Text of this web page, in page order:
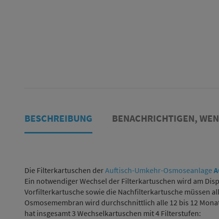
BESCHREIBUNG BENACHRICHTIGEN,
Die Filterkartuschen derAuftisch-Umkehr-Osmoseanlage
Ein notwendiger Wechsel der Filterkartuschen wird am
Vorfilterkartusche sowie die Nachfilterkartusche müssen
Osmosemembran wird durchschnittlich alle 12 bis 12
hat insgesamt 3 Wechselkartuschen mit 4 Filterstufen: